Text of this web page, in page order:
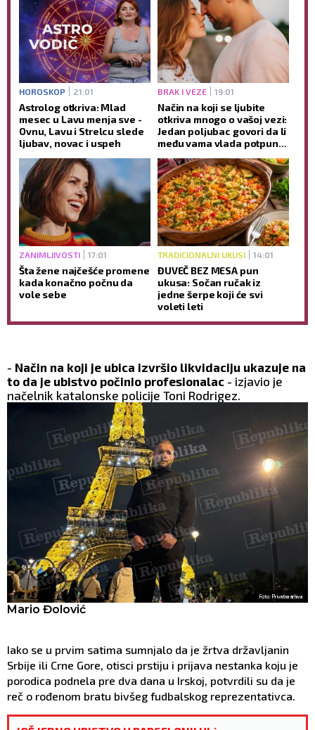
HOROSKOP 21:01
Astrolog otkriva: Mlad
mesec u Lavu menja sve -
Ovnu, Lavu i Strelcu slede
ljubav, novac i uspeh
BRAK I VEZE 19:01
Način na koji se ljubite
otkriva mnogo o vašoj vezi:
Jedan poljubac govori da li
među vama vlada potpuno
ZANIMLJIVOSTI 17:01
Šta žene najčešće promene
kada konačno počnu da
vole sebe
TRADICIONALNI UKUSI 14:01
ĐUVEČ BEZ MESA pun
ukusa: Sočan ručak iz
jedne šerpe koji će svi
voleti leti
- Način na koji je ubica izvršio likvidaciju ukazuje na
to da je ubistvo počinio profesionalac - izjavio je
načelnik katalonske policije Toni Rodrigez.
Foto: Privatna arhiva
Mario Đolović
Iako se u prvim satima sumnjalo da je žrtva državljanin
Srbije ili Crne Gore, otisci prstiju i prijava nestanka koju je
porodica podnela pre dva dana u Irskoj, potvrdili su da je
reč o rođenom bratu bivšeg fudbalskog reprezentativca.